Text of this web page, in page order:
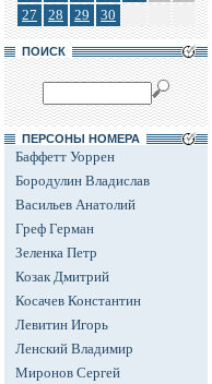
27
28 29 30
ПОИСК
ПЕРСОНЫ НОМЕРА
Баффетт Уоррен
Бородулин Владислав
Васильев Анатолий
Греф Герман
Зеленка Петр
Козак Дмитрий
Косачев Константин
Левитин Игорь
Ленский Владимир
Миронов Сергей